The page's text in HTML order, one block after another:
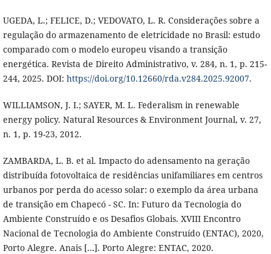
UGEDA, L.; FELICE, D.; VEDOVATO, L. R. Considerações sobre a
regulação do armazenamento de eletricidade no Brasil: estudo
comparado com o modelo europeu visando a transição
energética. Revista de Direito Administrativo, v. 284, n. 1, p. 215-
244, 2025. DOI: https://doi.org/10.12660/rda.v284.2025.92007.
WILLIAMSON, J. I.; SAYER, M. L. Federalism in renewable
energy policy. Natural Resources & Environment Journal, v. 27,
n. 1, p. 19-23, 2012.
ZAMBARDA, L. B. et al. Impacto do adensamento na geração
distribuída fotovoltaica de residências unifamiliares em centros
urbanos por perda do acesso solar: o exemplo da área urbana
de transição em Chapecó - SC. In: Futuro da Tecnologia do
Ambiente Construído e os Desafios Globais. XVIII Encontro
Nacional de Tecnologia do Ambiente Construído (ENTAC), 2020,
Porto Alegre. Anais […]. Porto Alegre: ENTAC, 2020.